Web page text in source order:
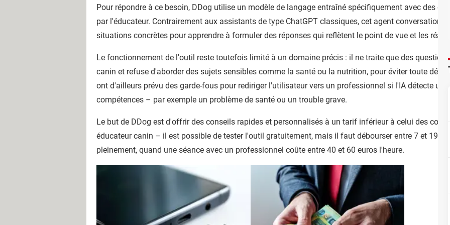
Pour répondre à ce besoin, DDog utilise un modèle de langage entraîné spécifiquement avec des
par l'éducateur. Contrairement aux assistants de type ChatGPT classiques, cet agent
situations concrètes pour apprendre à formuler des réponses qui reflètent le point de vue et les
Le fonctionnement de l'outil reste toutefois limité à un domaine précis : il ne traite que des
canin et refuse d'aborder des sujets sensibles comme la santé ou la nutrition, pour éviter toute
ont d'ailleurs prévu des garde-fous pour rediriger l'utilisateur vers un professionnel si l'IA détecte une
compétences – par exemple un problème de santé ou un trouble grave.
Le but de DDog est d'offrir des conseils rapides et personnalisés à un tarif inférieur à celui des
éducateur canin – il est possible de tester l'outil gratuitement, mais il faut débourser entre 7 et 19
pleinement, quand une séance avec un professionnel coûte entre 40 et 60 euros l'heure.